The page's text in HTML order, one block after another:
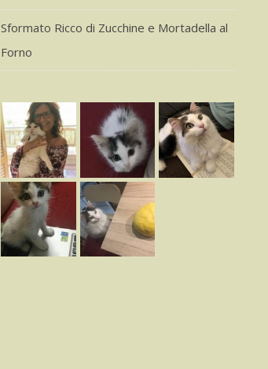
Sformato Ricco di Zucchine e Mortadella al
Forno